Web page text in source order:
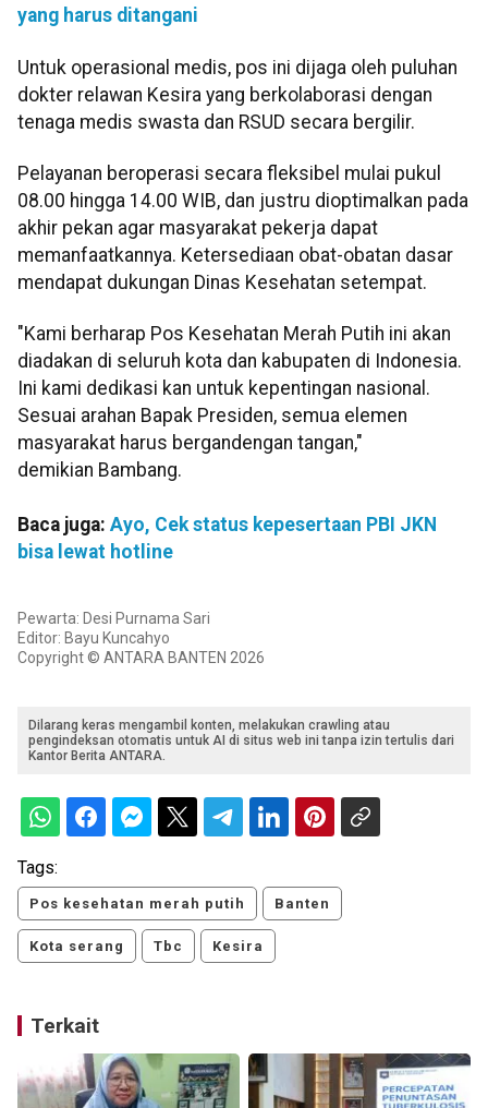
yang harus ditangani
Untuk operasional medis, pos ini dijaga oleh puluhan
dokter relawan Kesira yang berkolaborasi dengan
tenaga medis swasta dan RSUD secara bergilir.
Pelayanan beroperasi secara fleksibel mulai pukul
08.00 hingga 14.00 WIB, dan justru dioptimalkan pada
akhir pekan agar masyarakat pekerja dapat
memanfaatkannya. Ketersediaan obat-obatan dasar
mendapat dukungan Dinas Kesehatan setempat.
"Kami berharap Pos Kesehatan Merah Putih ini akan
diadakan di seluruh kota dan kabupaten di Indonesia.
Ini kami dedikasi kan untuk kepentingan nasional.
Sesuai arahan Bapak Presiden, semua elemen
masyarakat harus bergandengan tangan,"
demikian Bambang.
Baca juga: Ayo, Cek status kepesertaan PBI JKN
bisa lewat hotline
Pewarta: Desi Purnama Sari
Editor: Bayu Kuncahyo
Copyright © ANTARA BANTEN 2026
Dilarang keras mengambil konten, melakukan crawling atau
pengindeksan otomatis untuk AI di situs web ini tanpa izin tertulis dari
Kantor Berita ANTARA.
Tags:
Pos kesehatan merah putih Banten
Kota serang Tbc Kesira
Terkait